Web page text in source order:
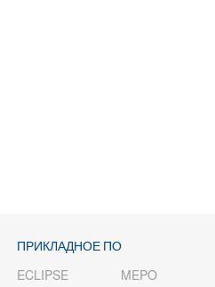
ПРИКЛАДНОЕ ПО
ECLIPSE
MEPO